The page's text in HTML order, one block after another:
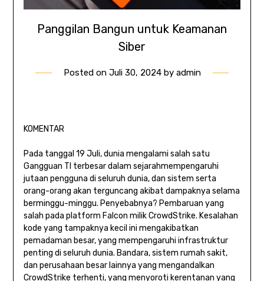
Panggilan Bangun untuk Keamanan
Siber
Posted on Juli 30, 2024by admin
KOMENTAR
Pada tanggal 19 Juli, dunia mengalami salah satu
Gangguan TI terbesar dalam sejarahmempengaruhi
jutaan pengguna di seluruh dunia, dan sistem serta
orang-orang akan terguncang akibat dampaknya selama
berminggu-minggu. Penyebabnya? Pembaruan yang
salah pada platform Falcon milik CrowdStrike. Kesalahan
kode yang tampaknya kecil ini mengakibatkan
pemadaman besar, yang mempengaruhi infrastruktur
penting di seluruh dunia. Bandara, sistem rumah sakit,
dan perusahaan besar lainnya yang mengandalkan
CrowdStrike terhenti, yang menyoroti kerentanan yang